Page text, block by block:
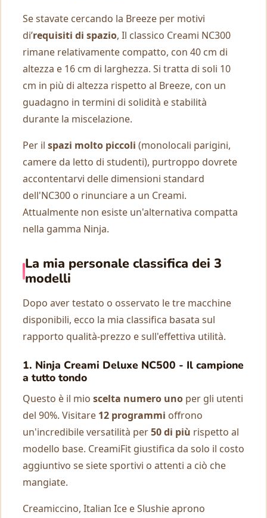
Se stavate cercando la Breeze per motivi
di’requisiti di spazio, Il classico Creami NC300
rimane relativamente compatto, con 40 cm di
altezza e 16 cm di larghezza. Si tratta di soli 10
cm in più di altezza rispetto al Breeze, con un
guadagno in termini di solidità e stabilità
durante la miscelazione.
Per il spazi molto piccoli (monolocali parigini,
camere da letto di studenti), purtroppo dovrete
accontentarvi delle dimensioni standard
dell'NC300 o rinunciare a un Creami.
Attualmente non esiste un'alternativa compatta
nella gamma Ninja.
La mia personale classifica dei 3
modelli
Dopo aver testato o osservato le tre macchine
disponibili, ecco la mia classifica basata sul
rapporto qualità-prezzo e sull'effettiva utilità.
1. Ninja Creami Deluxe NC500 - Il campione
a tutto tondo
Questo è il mio scelta numero uno per gli utenti
del 90%. Visitare 12 programmi offrono
un'incredibile versatilità per50 di più rispetto al
modello base. CreamiFit giustifica da solo il costo
aggiuntivo se siete sportivi o attenti a ciò che
mangiate.
Creamiccino, Italian Ice e Slushie aprono